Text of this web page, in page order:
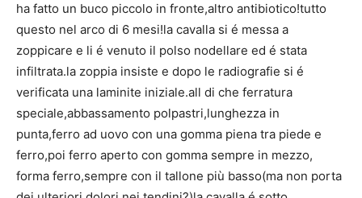
ha fatto un buco piccolo in fronte,altro antibiotico!tutto
questo nel arco di 6 mesi!la cavalla si é messa a
zoppicare e li é venuto il polso nodellare ed é stata
infiltrata.la zoppia insiste e dopo le radiografie si é
verificata una laminite iniziale.all di che ferratura
speciale,abbassamento polpastri,lunghezza in
punta,ferro ad uovo con una gomma piena tra piede e
ferro,poi ferro aperto con gomma sempre in mezzo,
forma ferro,sempre con il tallone più basso(ma non porta